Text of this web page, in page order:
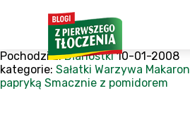
Pochodzi z:Błahostki 10-01-2008
kategorie: Sałatki Warzywa Makaron
papryką Smacznie z pomidorem